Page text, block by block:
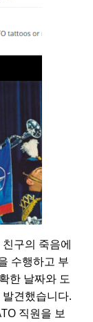
구의 죽음에
수행하고 부
한 날짜와 도
견했습니다.
직원을 보